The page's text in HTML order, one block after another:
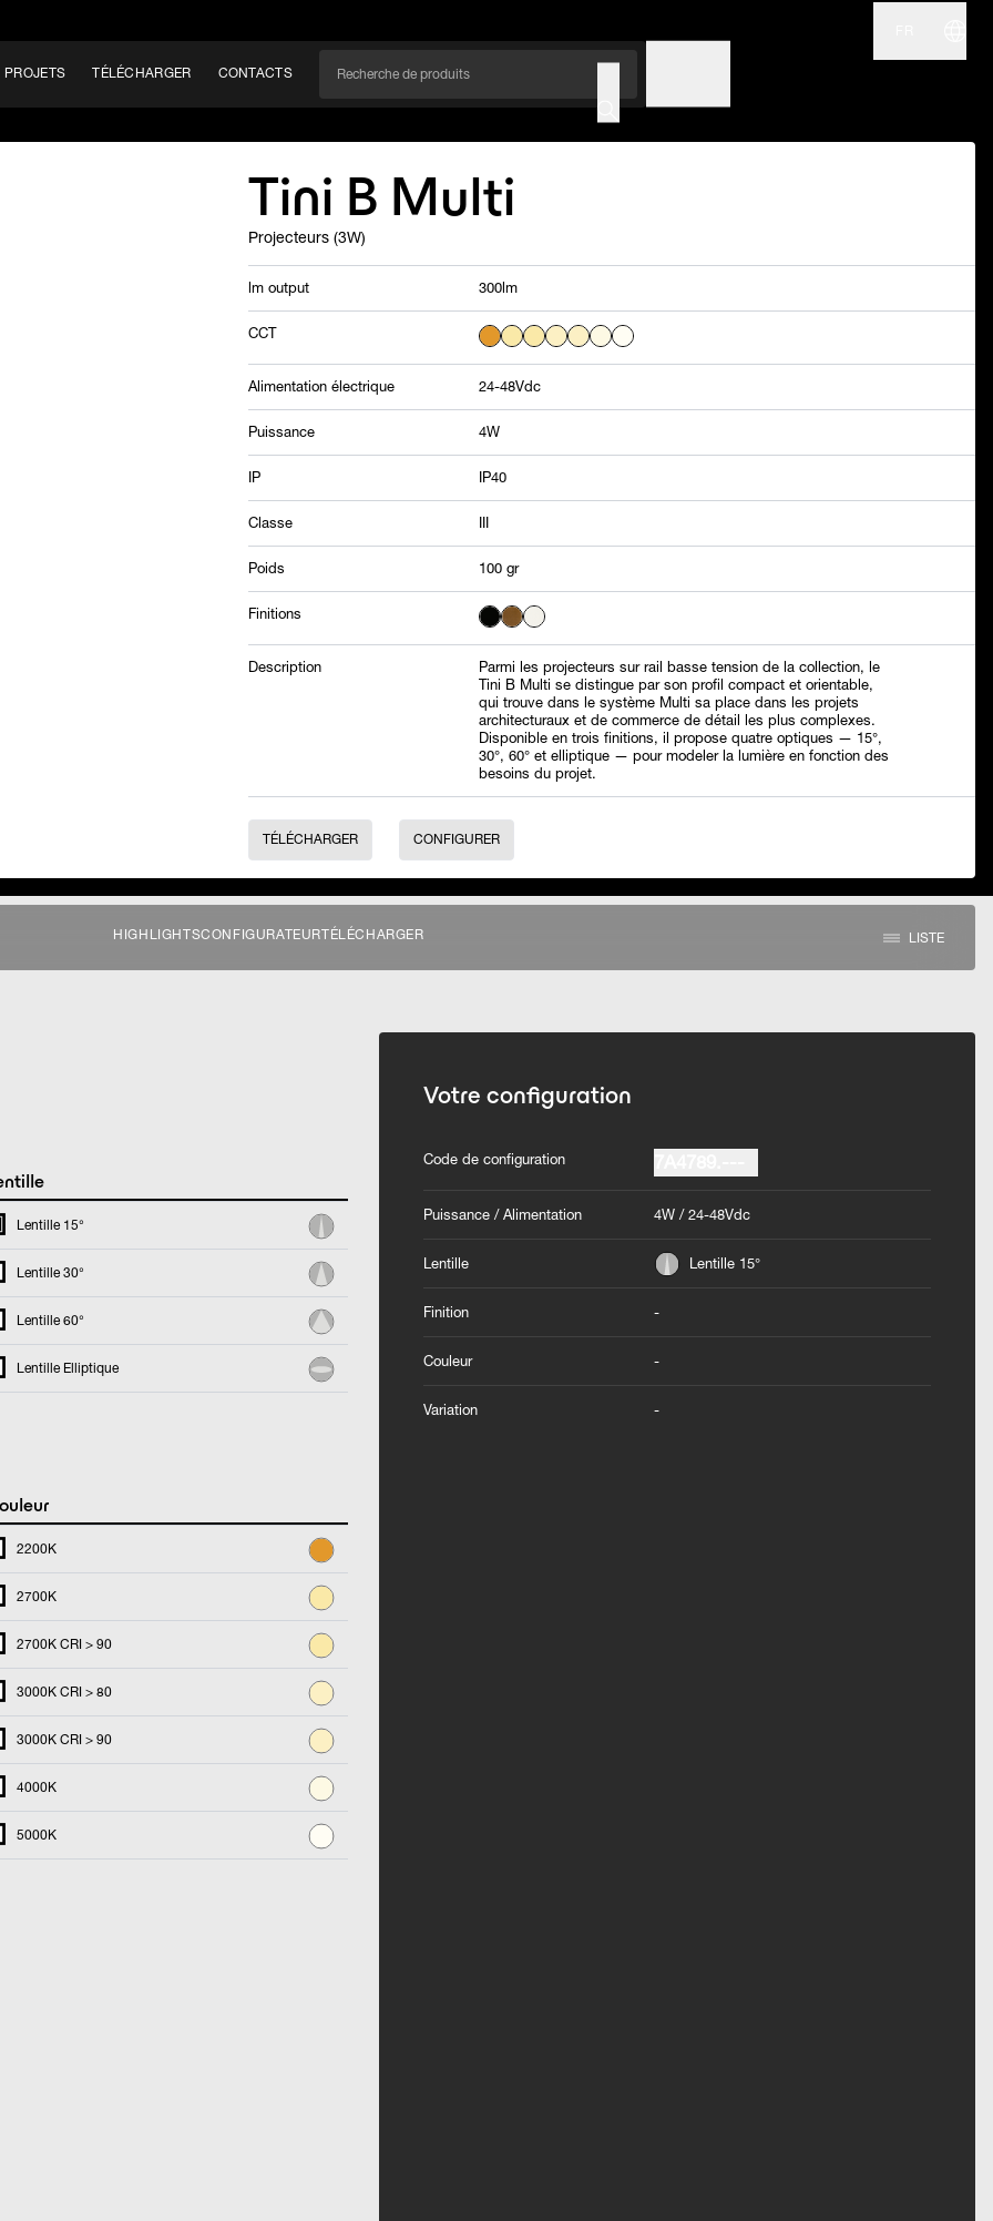
PROJETS TÉLÉCHARGER CONTACTS
NOM
Tini B Multi
Projecteurs (3W)
lm output 300lm
CCT
Alimentation électrique 24-48Vdc
Puissance 4W
IP IP40
Classe
Poids 100 gr
Finitions
Description
Parmi les projecteurs sur rail basse tension de la collection, le
Tini B Multi se distingue par son profil compact et orientable,
qui trouve dans le système Multi sa place dans les projets
architecturaux et de commerce de détail les plus complexes.
Disponible en trois finitions, il propose quatre optiques — 15°,
30°, 60° et elliptique — pour modeler la lumière en fonction des
besoins du projet.
TÉLÉCHARGER CONFIGURER
HIGHLIGHTSCONFIGURATEURTÉLÉCHARGER LISTE
Lentille 15°
Lentille 30°
Lentille 60°
Lentille Elliptique
2200K
2700K
2700K CRI > 90
3000K CRI > 80
3000K CRI > 90
4000K
5000K
Votre configuration
Code de configuration
Puissance / Alimentation 4W / 24-48Vdc
Lentille Lentille 15°
Finition -
Couleur -
Variation -